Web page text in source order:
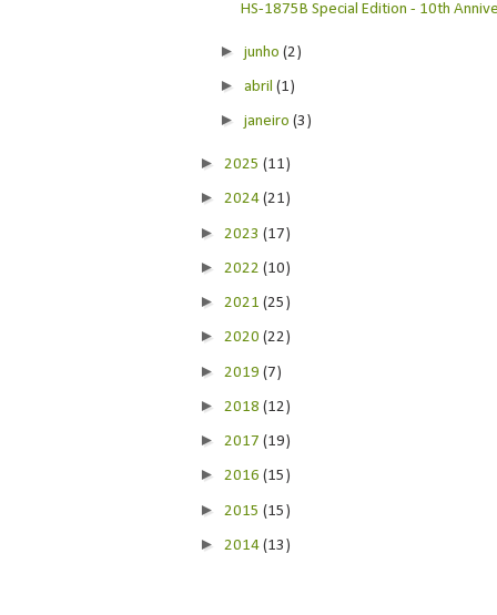
HS-1875B Special Edition - 10th
►junho(2)
►abril(1)
►janeiro(3)
► 2025(11)
► 2024(21)
► 2023(17)
► 2022(10)
► 2021(25)
► 2020(22)
► 2019(7)
► 2018(12)
► 2017(19)
► 2016(15)
► 2015(15)
► 2014(13)